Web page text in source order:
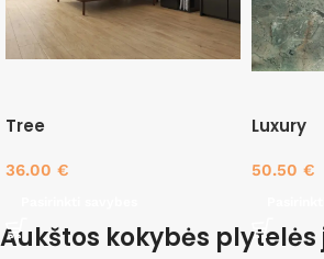
Tree
36.00 €
Luxury
50.50 €
Aukštos kokybės plytelės